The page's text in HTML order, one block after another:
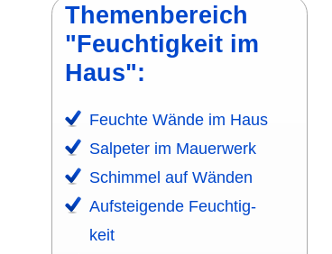
Themen­bereich
"Feuchtigkeit im
Haus":
Feuchte Wände im Haus
Salpeter im Mauerwerk
Schimmel auf Wänden
Aufstei­gende Feuchtig­
keit